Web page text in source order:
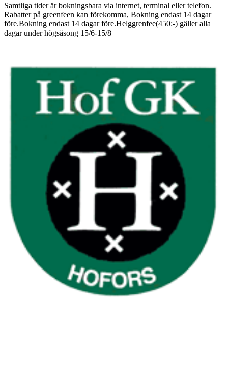
Samtliga tider är bokningsbara via internet, terminal eller telefon.
Rabatter på greenfeen kan förekomma, Bokning endast 14 dagar
före.Bokning endast 14 dagar före.Helggrenfee(450:-) gäller alla
dagar under högsäsong 15/6-15/8